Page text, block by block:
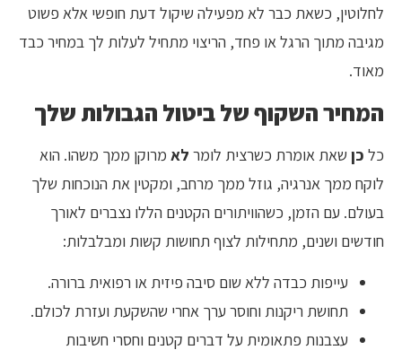
לחלוטין, כשאת כבר לא מפעילה שיקול דעת חופשי אלא פשוט
מגיבה מתוך הרגל או פחד, הריצוי מתחיל לעלות לך במחיר כבד
מאוד.
המחיר השקוף של ביטול הגבולות שלך
כל כן שאת אומרת כשרצית לומר לא מרוקן ממך משהו. הוא
לוקח ממך אנרגיה, גוזל ממך מרחב, ומקטין את הנוכחות שלך
בעולם. עם הזמן, כשהוויתורים הקטנים הללו נצברים לאורך
חודשים ושנים, מתחילות לצוף תחושות קשות ומבלבלות:
עייפות כבדה ללא שום סיבה פיזית או רפואית ברורה.
תחושת ריקנות וחוסר ערך אחרי שהשקעת ועזרת לכולם.
עצבנות פתאומית על דברים קטנים וחסרי חשיבות